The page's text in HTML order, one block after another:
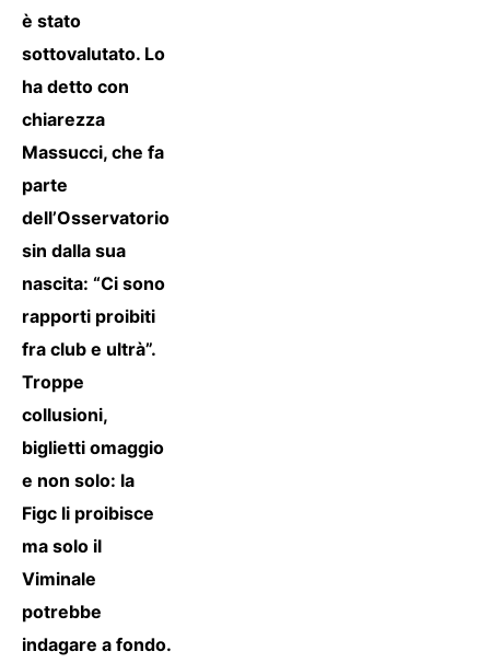
è stato
sottovalutato. Lo
ha detto con
chiarezza
Massucci, che fa
parte
dell’Osservatorio
sin dalla sua
nascita: “Ci sono
rapporti proibiti
fra club e ultrà”.
Troppe
collusioni,
biglietti omaggio
e non solo: la
Figc li proibisce
ma solo il
Viminale
potrebbe
indagare a fondo.